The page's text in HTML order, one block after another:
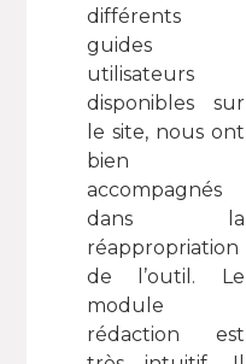
différents
guides
utilisateurs
disponibles sur
le site, nous ont
bien
accompagnés
dans la
réappropriation
de l’outil. Le
module
rédaction est